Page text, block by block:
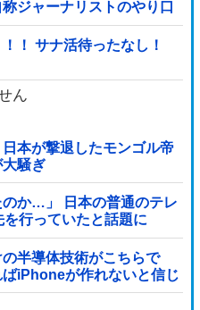
ジャーナリストのやり口
！ サナ活待ったなし！
ん
本が撃退したモンゴル帝
騒ぎ
か…」 日本の普通のテレ
行っていたと話題に
半導体技術がこちらで
iPhoneが作れないと信じ